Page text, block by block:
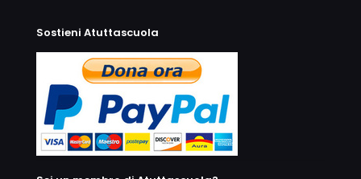
Sostieni Atuttascuola